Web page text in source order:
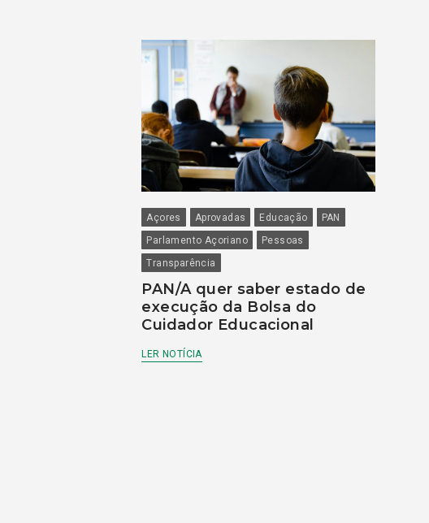
Açores Aprovadas Educação
PAN
Parlamento Açoriano
Pessoas
Transparência
PAN/A quer saber estado de
execução da Bolsa do
Cuidador Educacional
LER NOTÍCIA